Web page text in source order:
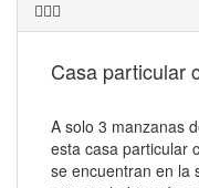
Casa particular
A solo 3 manzanas
esta casa particular
se encuentran en la